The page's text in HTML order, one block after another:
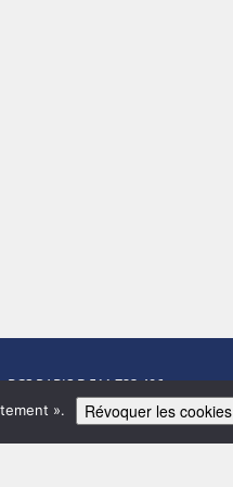
RCS PARIS B 511 723 496
». Révoquer les cookies